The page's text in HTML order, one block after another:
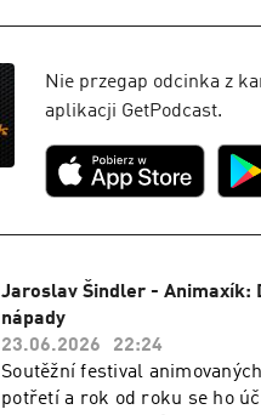
budou moci zájemci vybrat
workshopy, semináře či
poetry. Na své si přijde
6. - 7. 7. 2026 dozvíte v
loňský ročník a pozveme do
Nie przegap odcinka z
aplikacji GetPodcast.
Jaroslav Šindler - Animaxík:
nápady
23.06.2026
22:24
Soutěžní festival
potřetí a rok od roku se ho